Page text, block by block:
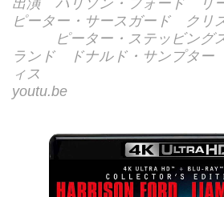
ピーター・サースガード クリ
ピーター・ステッビング
ランド ドナルド・サンプター
ィス
youtu.be